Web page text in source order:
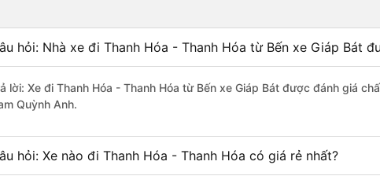
hỏi: Nhà xe đi Thanh Hóa - Thanh Hóa từ Bến xe Giáp Bát
lời: Xe đi Thanh Hóa - Thanh Hóa từ Bến xe Giáp Bát được đánh giá
Quỳnh Anh.
hỏi: Xe nào đi Thanh Hóa - Thanh Hóa có giá rẻ nhất?